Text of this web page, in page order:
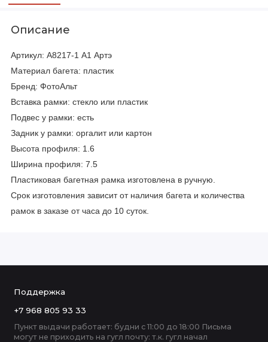
Описание
Артикул: A8217-1 А1 Артэ
Материал багета: пластик
Бренд: ФотоАльт
Вставка рамки: стекло или пластик
Подвес у рамки: есть
Задник у рамки: оргалит или картон
Высота профиля: 1.6
Ширина профиля: 7.5
Пластиковая багетная рамка изготовлена в ручную.
Срок изготовления зависит от наличия багета и количества
рамок в заказе от часа до 10 суток.
Поддержка
+7 968 805 93 33
Пункт выдачи работает: будни с 11:00 до 18:00 Письма
могут не приходить на гугл почту: т.к. гугл начал